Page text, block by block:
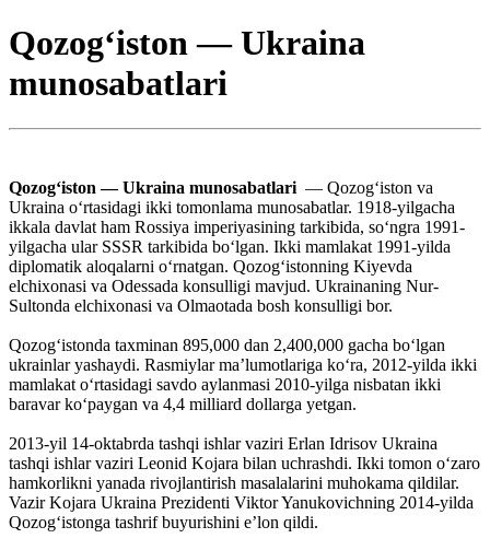
Qozogʻiston — Ukraina
munosabatlari
Qozogʻiston — Ukraina munosabatlari — Qozogʻiston va
Ukraina oʻrtasidagi ikki tomonlama munosabatlar. 1918-yilgacha
ikkala davlat ham Rossiya imperiyasining tarkibida, soʻngra 1991-
yilgacha ular SSSR tarkibida boʻlgan. Ikki mamlakat 1991-yilda
diplomatik aloqalarni oʻrnatgan. Qozogʻistonning Kiyevda
elchixonasi va Odessada konsulligi mavjud. Ukrainaning Nur-
Sultonda elchixonasi va Olmaotada bosh konsulligi bor.
Qozogʻistonda taxminan 895,000 dan 2,400,000 gacha boʻlgan
ukrainlar yashaydi. Rasmiylar maʼlumotlariga koʻra, 2012-yilda ikki
mamlakat oʻrtasidagi savdo aylanmasi 2010-yilga nisbatan ikki
baravar koʻpaygan va 4,4 milliard dollarga yetgan.
2013-yil 14-oktabrda tashqi ishlar vaziri Erlan Idrisov Ukraina
tashqi ishlar vaziri Leonid Kojara bilan uchrashdi. Ikki tomon oʻzaro
hamkorlikni yanada rivojlantirish masalalarini muhokama qildilar.
Vazir Kojara Ukraina Prezidenti Viktor Yanukovichning 2014-yilda
Qozogʻistonga tashrif buyurishini eʼlon qildi.